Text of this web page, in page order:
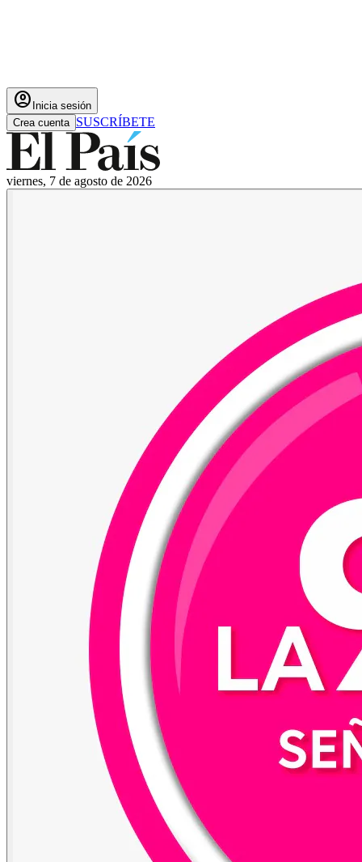
account_circle Inicia sesión
Crea cuenta SUSCRÍBETE
viernes, 7 de agosto de 2026